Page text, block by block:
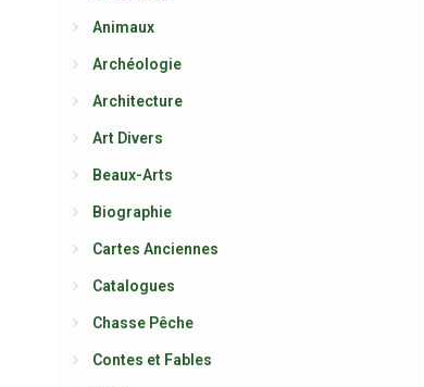
Animaux
Archéologie
Architecture
Art Divers
Beaux-Arts
Biographie
Cartes Anciennes
Catalogues
Chasse Pêche
Contes et Fables